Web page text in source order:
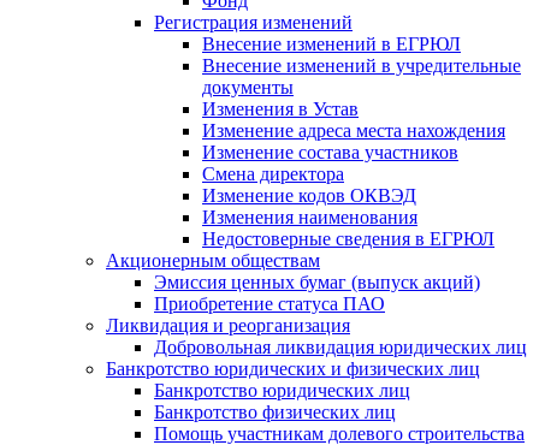
Регистрация изменений
Внесение изменений в ЕГРЮЛ
Внесение изменений в учредительные
документы
Изменения в Устав
Изменение адреса места нахождения
Изменение состава участников
Смена директора
Изменение кодов ОКВЭД
Изменения наименования
Недостоверные сведения в ЕГРЮЛ
Акционерным обществам
Эмиссия ценных бумаг (выпуск акций)
Приобретение статуса ПАО
Ликвидация и реорганизация
Добровольная ликвидация юридических лиц
Банкротство юридических и физических лиц
Банкротство юридических лиц
Банкротство физических лиц
Помощь участникам долевого строительства